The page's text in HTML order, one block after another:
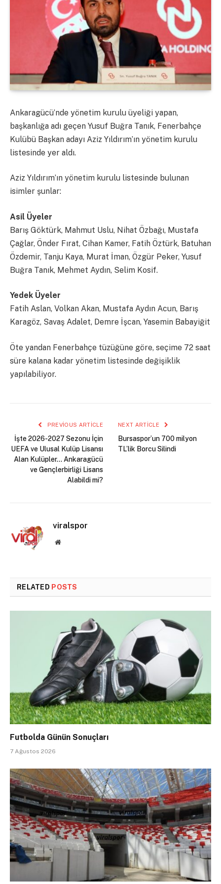
Ankaragücü’nde yönetim kurulu üyeliği yapan,
başkanlığa adı geçen Yusuf Buğra Tanık, Fenerbahçe
Kulübü Başkan adayı Aziz Yıldırım’ın yönetim kurulu
listesinde yer aldı.
Aziz Yıldırım’ın yönetim kurulu listesinde bulunan
isimler şunlar:
Asil Üyeler
Barış Göktürk, Mahmut Uslu, Nihat Özbağı, Mustafa
Çağlar, Önder Fırat, Cihan Kamer, Fatih Öztürk, Batuhan
Özdemir, Tanju Kaya, Murat İman, Özgür Peker, Yusuf
Buğra Tanık, Mehmet Aydın, Selim Kosif.
Yedek Üyeler
Fatih Aslan, Volkan Akan, Mustafa Aydın Acun, Barış
Karagöz, Savaş Adalet, Demre İşcan, Yasemin Babayiğit
Öte yandan Fenerbahçe tüzüğüne göre, seçime 72 saat
süre kalana kadar yönetim listesinde değişiklik
yapılabiliyor.
PREVIOUS ARTICLE
İşte 2026-2027 Sezonu İçin
UEFA ve Ulusal Kulüp Lisansı
Alan Kulüpler… Ankaragücü
ve Gençlerbirliği Lisans
Alabildi mi?
NEXT ARTICLE
Bursaspor’un 700 milyon
TL’lik Borcu Silindi
viralspor
Website
RELATED POSTS
Futbolda Günün Sonuçları
7 Ağustos 2026